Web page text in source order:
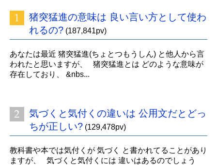
猪突猛進の意味は 良い言い方として使わ
れるの? (187,841pv)
あなたは最近 猪突猛進(ちょとつもうしん) と他人から言
われたと思いますが、 猪突猛進とは どのような意味が
存在しており、 &nbs...
気づくと気付くの違いは 公用文だとどっ
ちが正しい? (129,478pv)
教科書や本では気付くが 気づく と書かれてることがあり
ますが、 気づくと気付くには 違いはあるのでしょう